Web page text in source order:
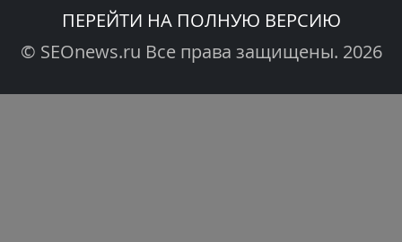
ПЕРЕЙТИ НА ПОЛНУЮ ВЕРСИЮ
© SEOnews.ru Все права защищены. 2026